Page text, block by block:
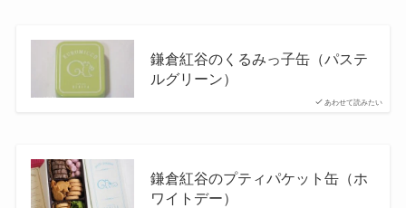
あわせて読みたい
鎌倉紅谷のくるみっ子缶（パステ
ルグリーン）
鎌倉紅谷のプティパケット缶（ホ
ワイトデー）